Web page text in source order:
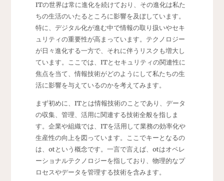
ITの世界は常に進化を続けており、その進化は私た
ちの生活のいたるところに影響を及ぼしています。
特に、デジタル化が進む中で情報の取り扱いやセキ
ュリティの重要性が高まっています。テクノロジー
が日々進化する一方で、それに伴うリスクも増大し
ています。ここでは、ITとセキュリティの関連性に
焦点を当て、情報技術がどのようにして私たちの生
活に影響を与えているのかを考えてみます。
まず初めに、ITとは情報技術のことであり、データ
の収集、管理、活用に関連する技術全般を指しま
す。企業や組織では、ITを活用して業務の効率化や
生産性の向上を図っています。ここでキーとなるの
は、otという概念です。一言で言えば、otはオペレ
ーショナルテクノロジーを指しており、物理的なプ
ロセスやデータを管理する技術を含みます。